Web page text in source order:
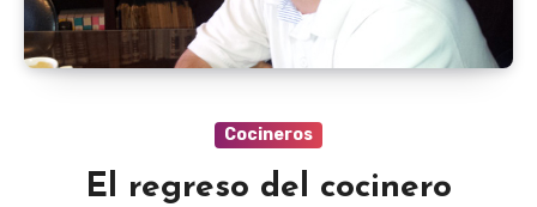
Cocineros
El regreso del cocinero